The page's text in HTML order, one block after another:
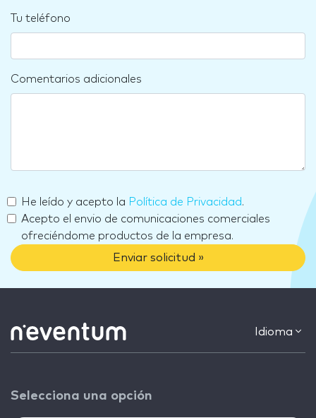
Tu teléfono
Comentarios adicionales
He leído y acepto la Política de Privacidad.
Acepto el envio de comunicaciones comerciales
ofreciéndome productos de la empresa.
Enviar solicitud »
Idioma
Selecciona una opción